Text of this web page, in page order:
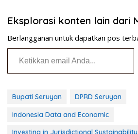
Eksplorasi konten lain dari
Berlangganan untuk dapatkan pos
Ketikkan email Anda...
Bupati Seruyan DPRD Seruyan
Indonesia Data and Economic